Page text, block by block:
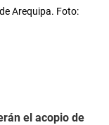
Arequipa. Foto:
el acopio de